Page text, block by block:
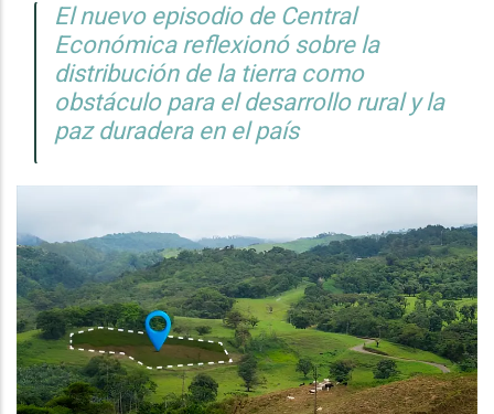
El nuevo episodio de Central
Económica reflexionó sobre la
distribución de la tierra como
obstáculo para el desarrollo rural y la
paz duradera en el país